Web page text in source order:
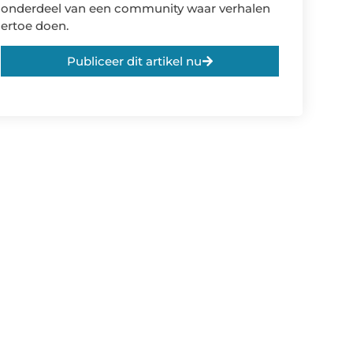
onderdeel van een community waar verhalen
ertoe doen.
Publiceer dit artikel nu